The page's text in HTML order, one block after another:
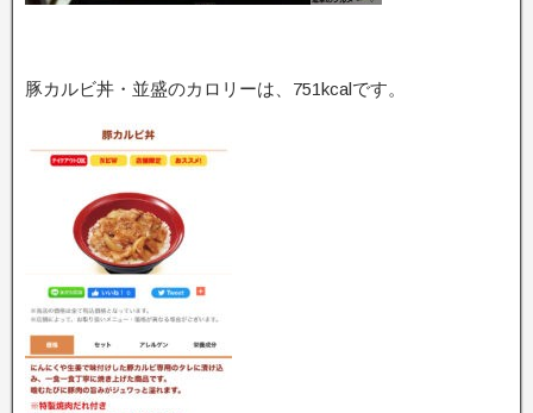
豚カルビ丼・並盛のカロリーは、751kcalです。